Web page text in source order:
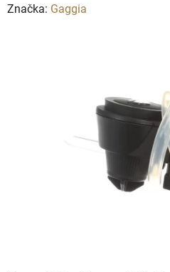
Značka: Gaggia